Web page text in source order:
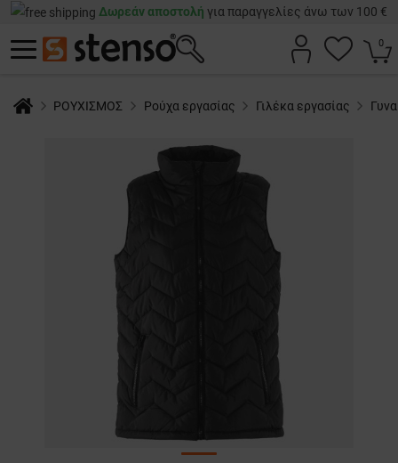
Δωρεάν αποστολή για παραγγελίες άνω των 100 €
0
ΡΟΥΧΙΣΜΟΣ Ρούχα εργασίας Γιλέκα εργασίας